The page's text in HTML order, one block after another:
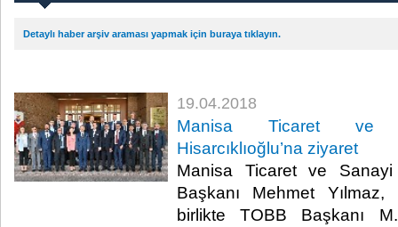
Detaylı haber arşiv araması yapmak için buraya tıklayın.
19.04.2018
Manisa Ticaret ve
Hisarcıklıoğlu’na ziyaret
Manisa Ticaret ve
Başkanı Mehmet
birlikte TOBB Başkanı M.